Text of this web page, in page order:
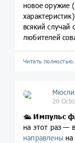
новое оружие
всякий случай
любителей
Читать полностью…
Мюсли
20
🛳 Импульс
на этот раз —
направлены